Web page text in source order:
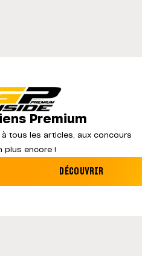
MotoGP : les cinq
Premium
à tous les articles, aux concours
plus encore !
DÉCOUVRIR